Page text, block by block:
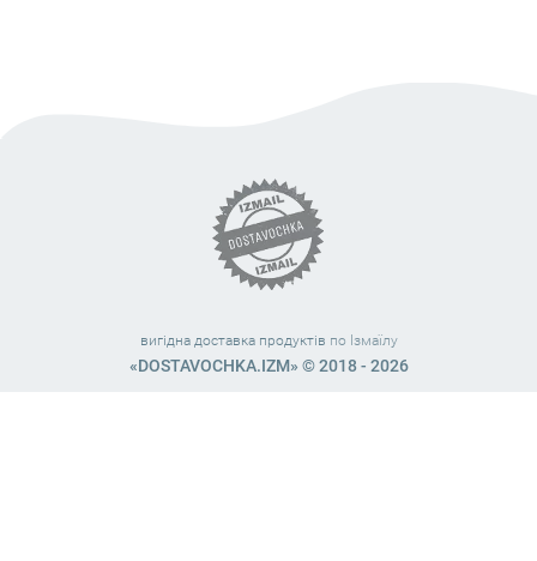
вигідна доставка продуктів по Ізмаїлу
«DOSTAVOCHKA.IZM» © 2018 - 2026